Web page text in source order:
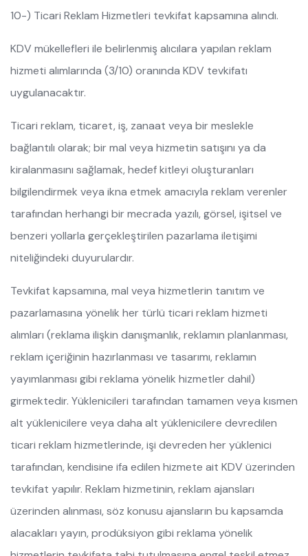
10-) Ticari Reklam Hizmetleri tevkifat kapsamına alındı.
KDV mükellefleri ile belirlenmiş alıcılara yapılan reklam
hizmeti alımlarında (3/10) oranında KDV tevkifatı
uygulanacaktır.
Ticari reklam, ticaret, iş, zanaat veya bir meslekle
bağlantılı olarak; bir mal veya hizmetin satışını ya da
kiralanmasını sağlamak, hedef kitleyi oluşturanları
bilgilendirmek veya ikna etmek amacıyla reklam verenler
tarafından herhangi bir mecrada yazılı, görsel, işitsel ve
benzeri yollarla gerçekleştirilen pazarlama iletişimi
niteliğindeki duyurulardır.
Tevkifat kapsamına, mal veya hizmetlerin tanıtım ve
pazarlamasına yönelik her türlü ticari reklam hizmeti
alımları (reklama ilişkin danışmanlık, reklamın planlanması,
reklam içeriğinin hazırlanması ve tasarımı, reklamın
yayımlanması gibi reklama yönelik hizmetler dahil)
girmektedir. Yüklenicileri tarafından tamamen veya kısmen
alt yüklenicilere veya daha alt yüklenicilere devredilen
ticari reklam hizmetlerinde, işi devreden her yüklenici
tarafından, kendisine ifa edilen hizmete ait KDV üzerinden
tevkifat yapılır. Reklam hizmetinin, reklam ajansları
üzerinden alınması, söz konusu ajansların bu kapsamda
alacakları yayın, prodüksiyon gibi reklama yönelik